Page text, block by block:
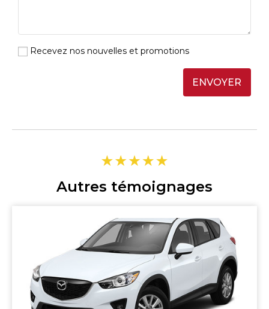
Recevez nos nouvelles et promotions
ENVOYER
Autres témoignages